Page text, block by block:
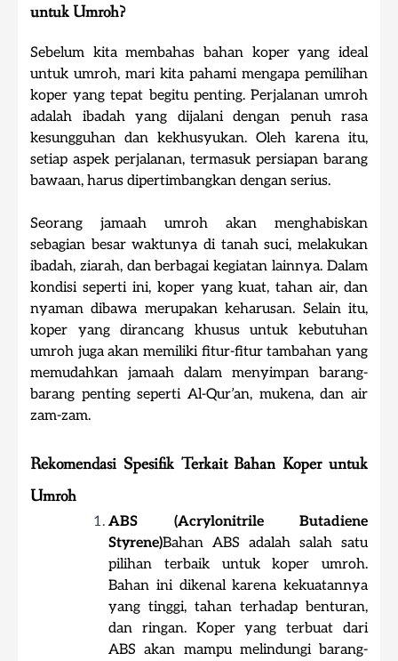
untuk Umroh?
Sebelum kita membahas bahan koper yang ideal
untuk umroh, mari kita pahami mengapa pemilihan
koper yang tepat begitu penting. Perjalanan umroh
adalah ibadah yang dijalani dengan penuh rasa
kesungguhan dan kekhusyukan. Oleh karena itu,
setiap aspek perjalanan, termasuk persiapan barang
bawaan, harus dipertimbangkan dengan serius.
Seorang jamaah umroh akan menghabiskan
sebagian besar waktunya di tanah suci, melakukan
ibadah, ziarah, dan berbagai kegiatan lainnya. Dalam
kondisi seperti ini, koper yang kuat, tahan air, dan
nyaman dibawa merupakan keharusan. Selain itu,
koper yang dirancang khusus untuk kebutuhan
umroh juga akan memiliki fitur-fitur tambahan yang
memudahkan jamaah dalam menyimpan barang-
barang penting seperti Al-Qur’an, mukena, dan air
zam-zam.
Rekomendasi Spesifik Terkait Bahan Koper untuk
Umroh
ABS (Acrylonitrile Butadiene
Styrene)Bahan ABS adalah salah satu
pilihan terbaik untuk koper umroh.
Bahan ini dikenal karena kekuatannya
yang tinggi, tahan terhadap benturan,
dan ringan. Koper yang terbuat dari
ABS akan mampu melindungi barang-